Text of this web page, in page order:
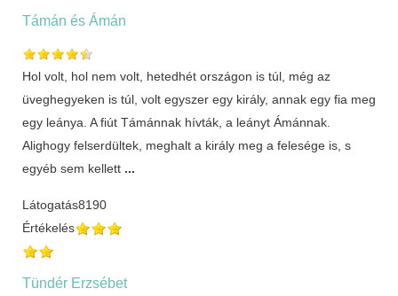
Támán és Ámán
Hol volt, hol nem volt, hetedhét országon is túl, még az
üveghegyeken is túl, volt egyszer egy király, annak egy fia meg
egy leánya. A fiút Támánnak hívták, a leányt Ámánnak.
Alighogy felserdültek, meghalt a király meg a felesége is, s
egyéb sem kellett ...
Látogatás8190
Értékelés
Tündér Erzsébet